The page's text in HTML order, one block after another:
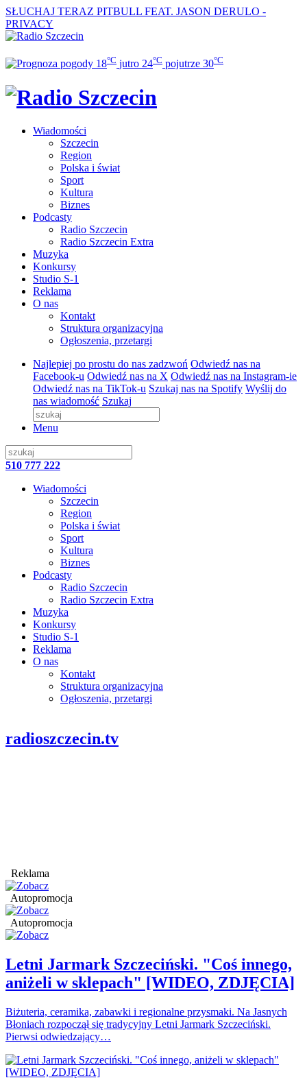
SŁUCHAJ TERAZ PITBULL FEAT. JASON DERULO -
PRIVACY
18°C jutro 24°C pojutrze 30°C
Wiadomości
Szczecin
Region
Polska i świat
Sport
Kultura
Biznes
Podcasty
Radio Szczecin
Radio Szczecin Extra
Muzyka
Konkursy
Studio S-1
Reklama
O nas
Kontakt
Struktura organizacyjna
Ogłoszenia, przetargi
Najlepiej po prostu do nas zadzwoń Odwiedź nas na
Facebook-u Odwiedź nas na X Odwiedź nas na Instagram-ie
Odwiedź nas na TikTok-u Szukaj nas na Spotify Wyślij do
nas wiadomość Szukaj
Menu
510 777 222
Wiadomości
Szczecin
Region
Polska i świat
Sport
Kultura
Biznes
Podcasty
Radio Szczecin
Radio Szczecin Extra
Muzyka
Konkursy
Studio S-1
Reklama
O nas
Kontakt
Struktura organizacyjna
Ogłoszenia, przetargi
radioszczecin.tv
Reklama
Autopromocja
Autopromocja
Letni Jarmark Szczeciński. "Coś innego,
aniżeli w sklepach" [WIDEO, ZDJĘCIA]
Biżuteria, ceramika, zabawki i regionalne przysmaki. Na Jasnych
Błoniach rozpoczął się tradycyjny Letni Jarmark Szczeciński.
Pierwsi odwiedzający…